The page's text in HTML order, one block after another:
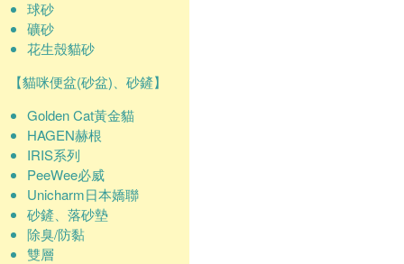
球砂
礦砂
花生殼貓砂
【貓咪便盆(砂盆)、砂鏟】
Golden Cat黃金貓
HAGEN赫根
IRIS系列
PeeWee必威
Unicharm日本嬌聯
砂鏟、落砂墊
除臭/防黏
雙層